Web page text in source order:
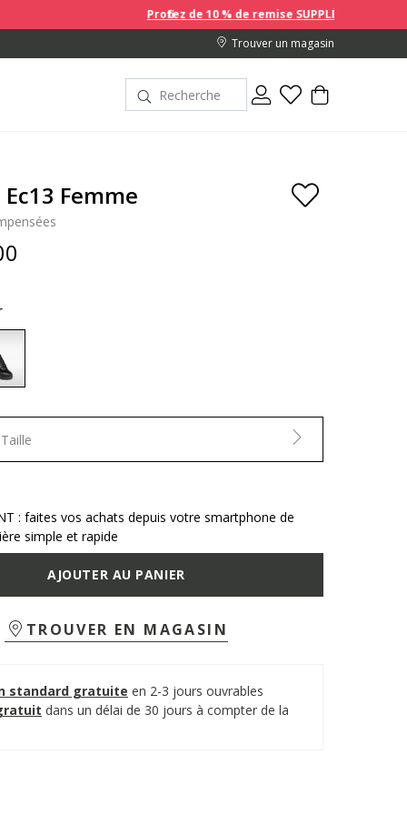
Profitez de 10 % de remise SUPPLÉMENTAIRE sur les
Trouver un magasin
Femme
: faites vos achats depuis votre smartphone de
simple et rapide
AJOUTER AU PANIER
TROUVER EN MAGASIN
standard gratuite en 2-3 jours ouvrables
dans un délai de 30 jours à compter de la